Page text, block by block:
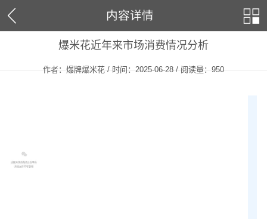
内容详情
爆米花近年来市场消费情况分析
作者：爆牌爆米花 / 时间：2025-06-28 / 阅读量：950